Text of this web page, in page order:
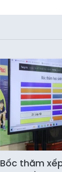
Bốc thăm